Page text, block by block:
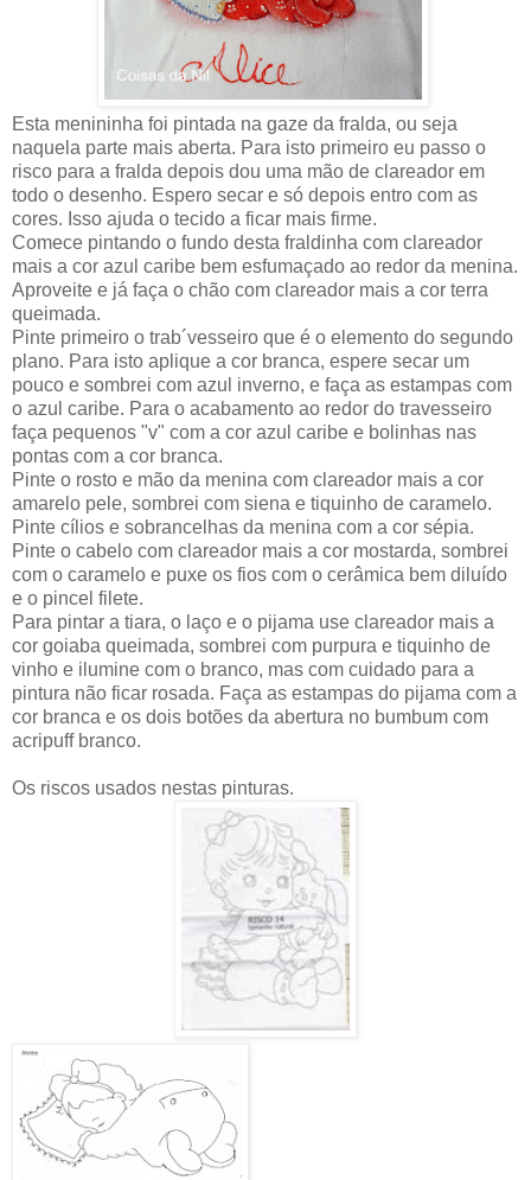
Esta menininha foi pintada na gaze da fralda, ou seja
naquela parte mais aberta. Para isto primeiro eu passo o
risco para a fralda depois dou uma mão de clareador em
todo o desenho. Espero secar e só depois entro com as
cores. Isso ajuda o tecido a ficar mais firme.
Comece pintando o fundo desta fraldinha com clareador
mais a cor azul caribe bem esfumaçado ao redor da menina.
Aproveite e já faça o chão com clareador mais a cor terra
queimada.
Pinte primeiro o trab´vesseiro que é o elemento do segundo
plano. Para isto aplique a cor branca, espere secar um
pouco e sombrei com azul inverno, e faça as estampas com
o azul caribe. Para o acabamento ao redor do travesseiro
faça pequenos "v" com a cor azul caribe e bolinhas nas
pontas com a cor branca.
Pinte o rosto e mão da menina com clareador mais a cor
amarelo pele, sombrei com siena e tiquinho de caramelo.
Pinte cílios e sobrancelhas da menina com a cor sépia.
Pinte o cabelo com clareador mais a cor mostarda, sombrei
com o caramelo e puxe os fios com o cerâmica bem diluído
e o pincel filete.
Para pintar a tiara, o laço e o pijama use clareador mais a
cor goiaba queimada, sombrei com purpura e tiquinho de
vinho e ilumine com o branco, mas com cuidado para a
pintura não ficar rosada. Faça as estampas do pijama com a
cor branca e os dois botões da abertura no bumbum com
acripuff branco.
Os riscos usados nestas pinturas.